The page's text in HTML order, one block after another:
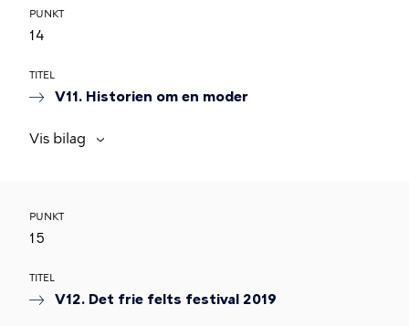
PUNKT
14
TITEL
V11. Historien om en moder
Vis bilag
PUNKT
15
TITEL
V12. Det frie felts festival 2019